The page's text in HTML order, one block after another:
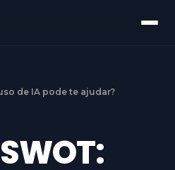
de IA pode te ajudar?